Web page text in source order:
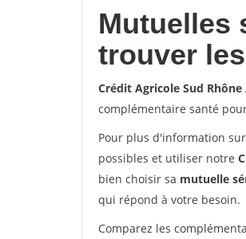
Mutuelles
trouver
Crédit Agricole Sud Rhône
complémentaire santé
Pour plus d'information
possibles et utiliser notre
bien choisir sa mutuelle
qui répond à votre besoin.
Comparez les